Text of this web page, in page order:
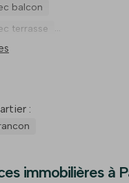
balcon
terrasse
ascenseur
garage
:
immobilières à